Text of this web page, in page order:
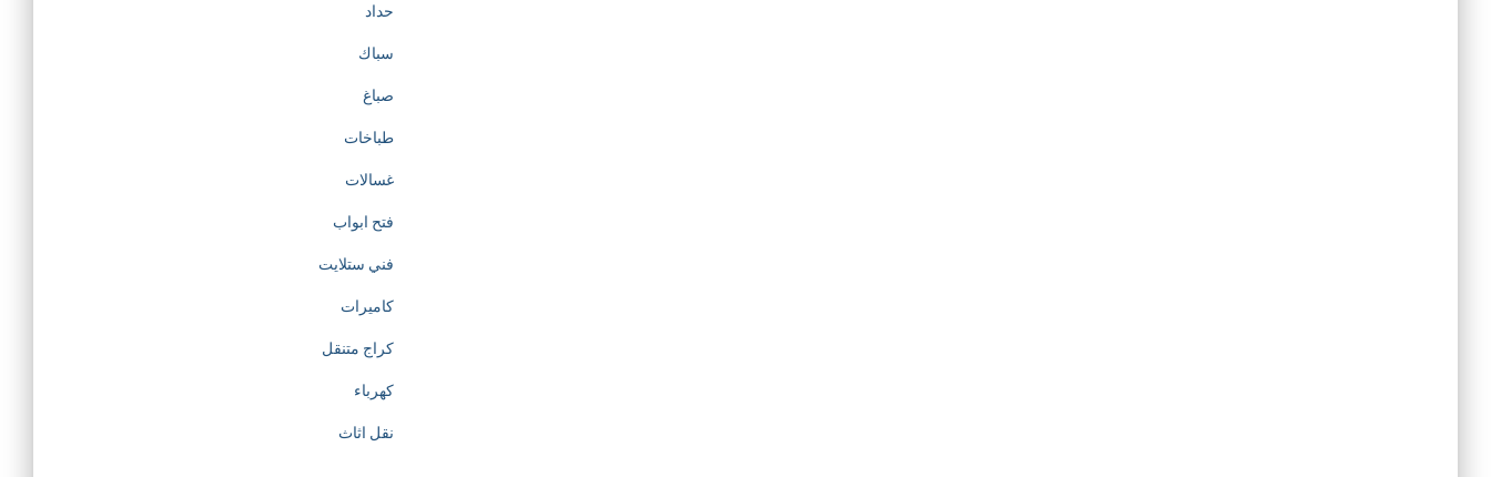
حداد
سباك
صباغ
طباخات
غسالات
فتح ابواب
فني ستلايت
كاميرات
كراج متنقل
كهرباء
نقل اثاث